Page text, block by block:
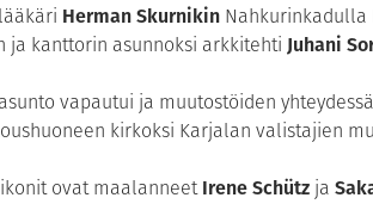
Herman SkurnikinNahkurinkadulla
kanttorin asunnoksi arkkitehti Juhani
vapautui ja muutostöiden
kirkoksi Karjalan valistajien
ovat maalanneetIrene Schützja